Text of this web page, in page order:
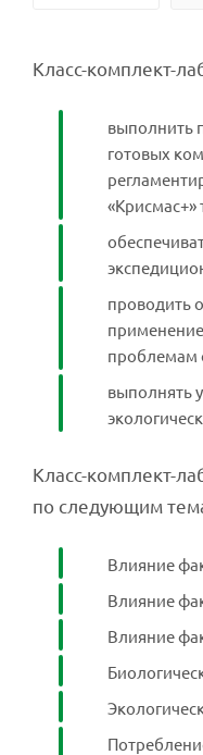
Класс-комплект-
выполнить
готовых
проводить
проблемам
выполнять
Класс-комплект-
по следующим
Влияние
Влияние
Влияние